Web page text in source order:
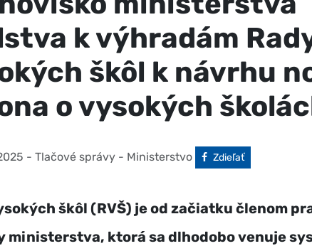
k výhradám
škôl k návrhu
o vysokých
- Tlačové správy - Ministerstvo Facebook
Zdieľať
škôl (RVŠ) je od začiatku členom
ministerstva, ktorá sa dlhodobo venuje